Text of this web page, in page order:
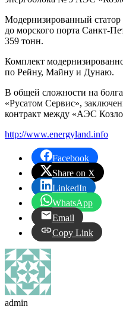
Модернизированный статор
до морского порта Санкт-
359 тонн.
Комплект
по Рейну, Майну и Дунаю.
В общей сложности на
«Русатом Сервис»,
контракт между «АЭС
http://www.energyland.info
Facebook
Share on X
LinkedIn
WhatsApp
Email
Copy Link
admin